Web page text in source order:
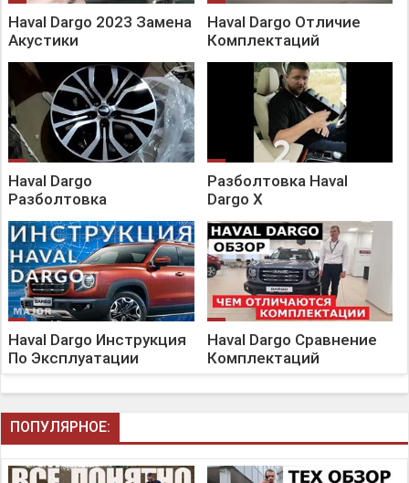
Haval Dargo 2023 Замена
Акустики
Haval Dargo Отличие
Комплектаций
Haval Dargo
Разболтовка
Разболтовка Haval
Dargo X
Haval Dargo Инструкция
По Эксплуатации
Haval Dargo Сравнение
Комплектаций
ПОПУЛЯРНОЕ: